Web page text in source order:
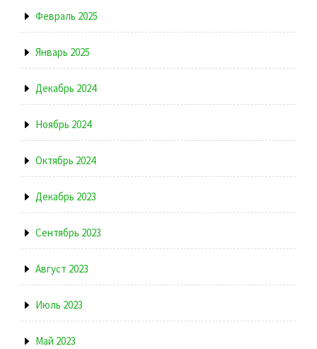
Февраль 2025
Январь 2025
Декабрь 2024
Ноябрь 2024
Октябрь 2024
Декабрь 2023
Сентябрь 2023
Август 2023
Июль 2023
Май 2023